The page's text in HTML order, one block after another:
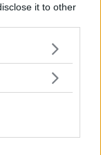
it to other
more Google
may click to
below Google